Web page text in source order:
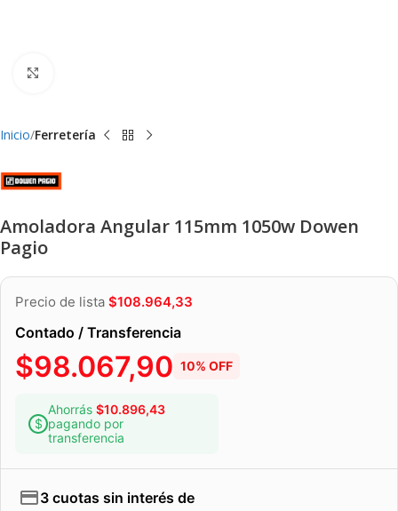
Inicio Ferretería
Amoladora Angular 115mm 1050w Dowen
Pagio
Precio de lista $108.964,33
Contado / Transferencia
$98.067,90 10% OFF
Ahorrás $10.896,43
pagando por
transferencia
3 cuotas sin interés de